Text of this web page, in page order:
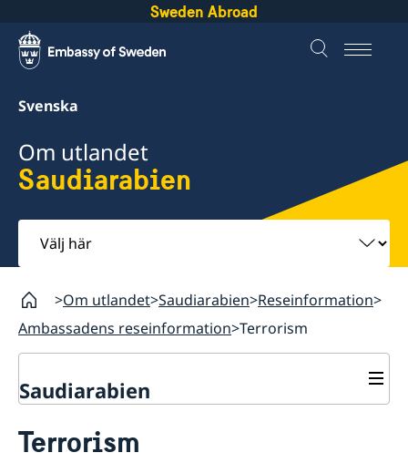
Sweden Abroad
Svenska
Om utlandet
Saudiarabien
Välj
här
Om utlandet Saudiarabien Reseinformation
Ambassadens reseinformation Terrorism
Saudiarabien
Hjälp till svenskar i Saudiarabien
Terrorism